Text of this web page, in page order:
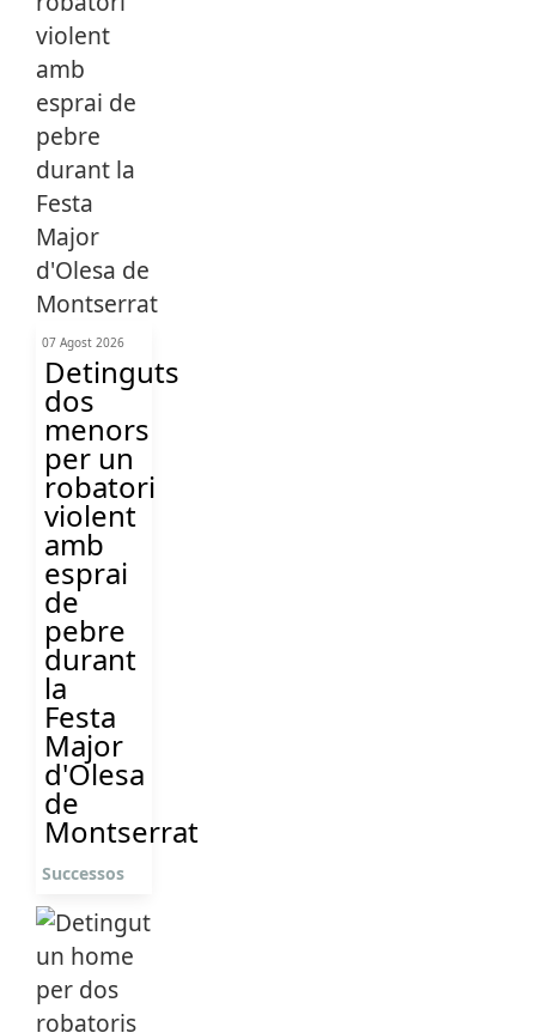
07 Agost 2026
Detinguts
dos
menors
per un
robatori
violent
amb
esprai
de
pebre
durant
la
Festa
Major
d'Olesa
de
Montserrat
Successos